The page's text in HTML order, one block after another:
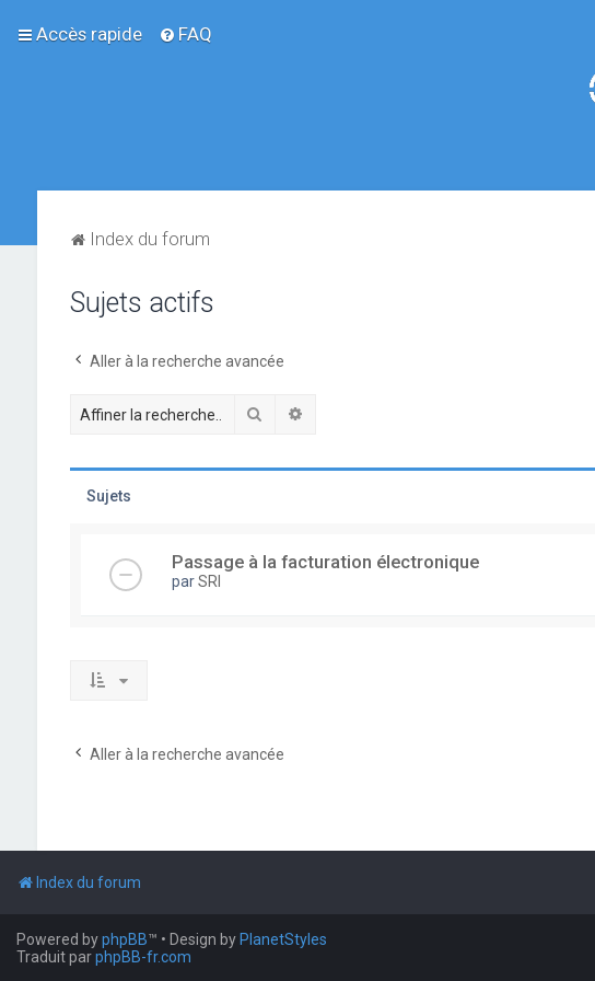
Accès rapide FAQ
Index du forum
Sujets actifs
Aller à la recherche avancée
Rechercher
Sujets
Passage à la facturation électronique
parSRI
Aller à la recherche avancée
Index du forum
Powered byphpBB™ • Design by PlanetStyles
Traduit parphpBB-fr.com